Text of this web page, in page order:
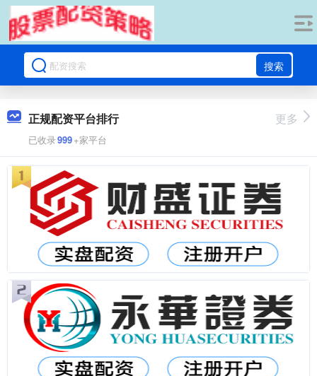
搜索
正规配资平台排行
已收录999+家平台
更多